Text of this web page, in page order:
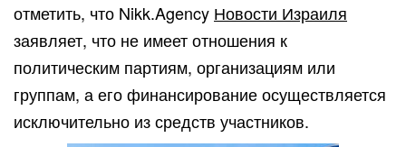
отметить, что Nikk.Agency Новости Израиля
заявляет, что не имеет отношения к
политическим партиям, организациям или
группам, а его финансирование осуществляется
исключительно из средств участников.